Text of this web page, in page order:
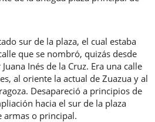
sur de la plaza, el cual estaba
que se nombró, quizás desde
Inés de la Cruz. Era una calle
al oriente la actual de Zuazua y al
Desapareció a principios de
hacia el sur de la plaza
armas o principal.